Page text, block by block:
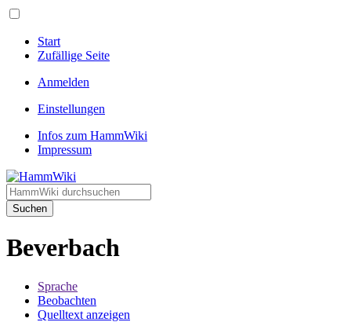
Start
Zufällige Seite
Anmelden
Einstellungen
Infos zum HammWiki
Impressum
Suchen
Beverbach
Sprache
Beobachten
Quelltext anzeigen